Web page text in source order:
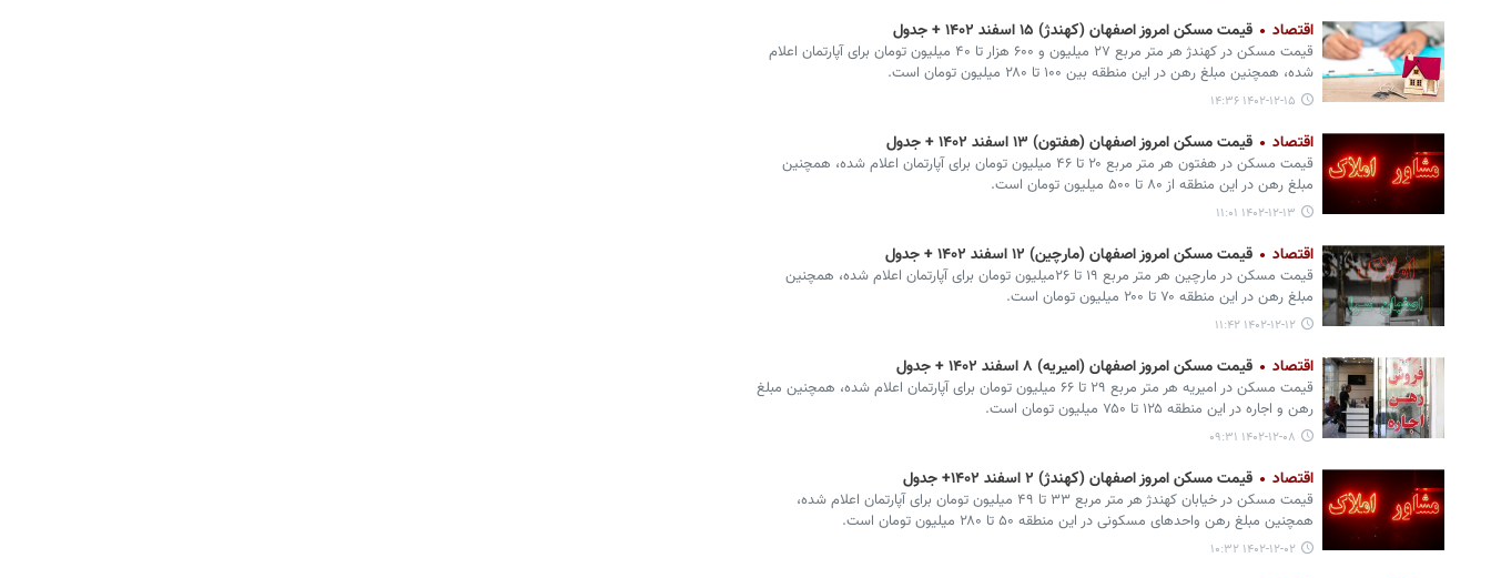
اقتصاد قیمت مسکن امروز اصفهان (کهندژ) ۱۵ اسفند ۱۴۰۲ + جدول
قیمت مسکن در کهندژ هر متر مربع ۲۷ میلیون و ۶۰۰ هزار تا ۴۰ میلیون تومان برای آپارتمان اعلام
شده، همچنین مبلغ رهن در این منطقه بین ۱۰۰ تا ۲۸۰ میلیون تومان است.
۱۴۰۲-۱۲-۱۵ ۱۴:۳۶
اقتصاد قیمت مسکن امروز اصفهان (هفتون) ۱۳ اسفند ۱۴۰۲ + جدول
قیمت مسکن در هفتون هر متر مربع ۲۰ تا ۴۶ میلیون تومان برای آپارتمان اعلام شده، همچنین
مبلغ رهن در این منطقه از ۸۰ تا ۵۰۰ میلیون تومان است.
۱۴۰۲-۱۲-۱۳ ۱۱:۰۱
اقتصاد قیمت مسکن امروز اصفهان (مارچین) ۱۲ اسفند ۱۴۰۲ + جدول
قیمت مسکن در مارچین هر متر مربع ۱۹ تا ۲۶میلیون تومان برای آپارتمان اعلام شده، همچنین
مبلغ رهن در این منطقه ۷۰ تا ۲۰۰ میلیون تومان است.
۱۴۰۲-۱۲-۱۲ ۱۱:۴۲
اقتصاد قیمت مسکن امروز اصفهان (امیریه) ۸ اسفند ۱۴۰۲ + جدول
قیمت مسکن در امیریه هر متر مربع ۲۹ تا ۶۶ میلیون تومان برای آپارتمان اعلام شده، همچنین مبلغ
رهن و اجاره در این منطقه ۱۲۵ تا ۷۵۰ میلیون تومان است.
۱۴۰۲-۱۲-۰۸ ۰۹:۳۱
اقتصاد قیمت مسکن امروز اصفهان (کهندژ) ۲ اسفند ۱۴۰۲+ جدول
قیمت مسکن در خیابان کهندژ هر متر مربع ۳۳ تا ۴۹ میلیون تومان برای آپارتمان اعلام شده،
همچنین مبلغ رهن واحدهای مسکونی در این منطقه ۵۰ تا ۲۸۰ میلیون تومان است.
۱۴۰۲-۱۲-۰۲ ۱۰:۳۲